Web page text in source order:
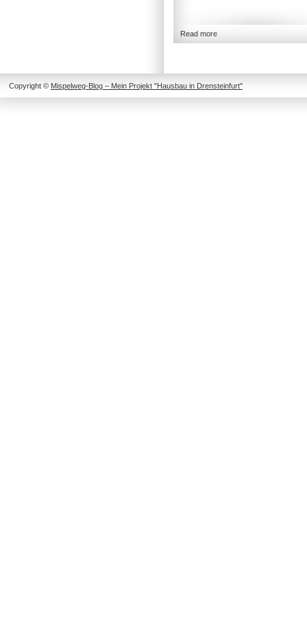
Read more
Copyright © Mispelweg-Blog – Mein Projekt "Hausbau in Drensteinfurt"